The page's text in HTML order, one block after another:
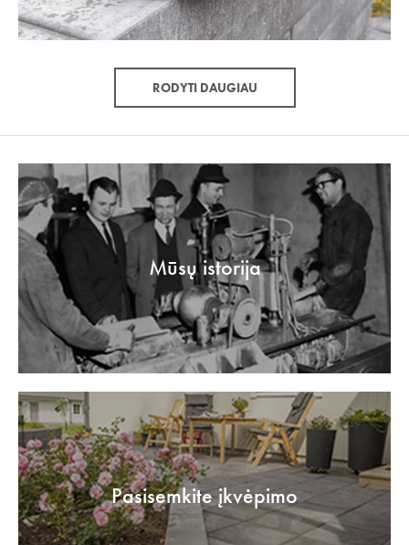
RODYTI DAUGIAU
Mūsų istorija
Pasisemkite įkvėpimo